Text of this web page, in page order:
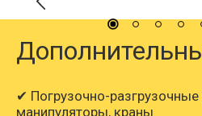
✔ Погрузочно-
манипуляторы, краны